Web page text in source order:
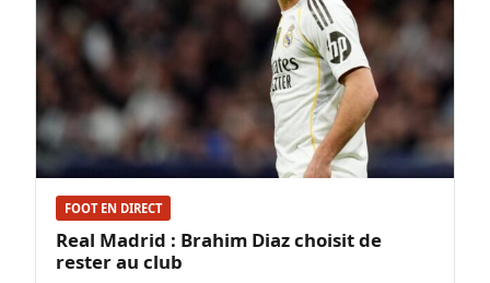
FOOT EN DIRECT
Real Madrid : Brahim Diaz choisit de
rester au club